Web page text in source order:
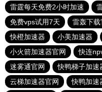
雷霆每天免费2小时加速
免费vps试用7天
雷轰下载
快橙加速器
小美加速器
小火箭加速器官网
快连
迷雾通官网
快鸭梯子加速
云梯加速器官网
快鸭加速